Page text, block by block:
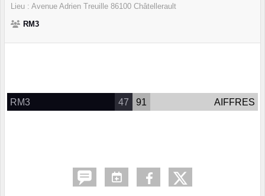
Lieu : Avenue Adrien Treuille 86100 Châtellerault
RM3
RM3 47 91 AIFFRES